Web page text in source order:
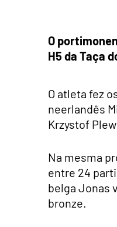
O
H5 da Taça
O atleta fez
neerlandês
Krzystof
Na mesma
entre 24
belga Jonas
bronze.